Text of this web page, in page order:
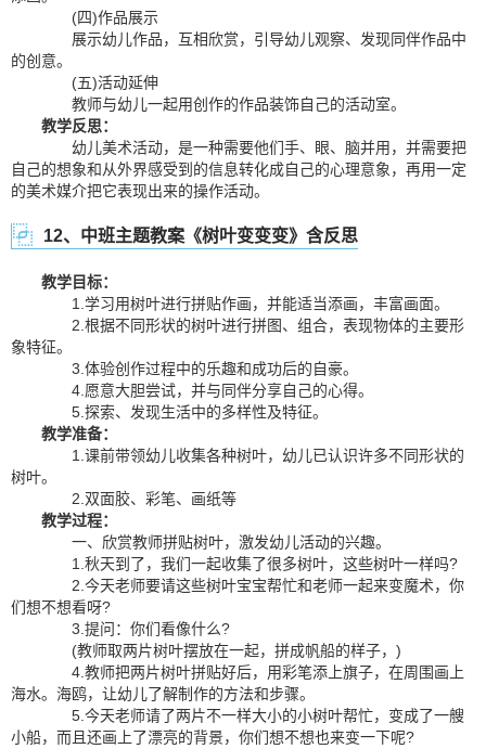
(四)作品展示
展示幼儿作品，互相欣赏，引导幼儿观察、发现同伴作品中
的创意。
(五)活动延伸
教师与幼儿一起用创作的作品装饰自己的活动室。
教学反思：
幼儿美术活动，是一种需要他们手、眼、脑并用，并需要把
自己的想象和从外界感受到的信息转化成自己的心理意象，再用一定
的美术媒介把它表现出来的操作活动。
12、中班主题教案《树叶变变变》含反思
教学目标：
1.学习用树叶进行拼贴作画，并能适当添画，丰富画面。
2.根据不同形状的树叶进行拼图、组合，表现物体的主要形
象特征。
3.体验创作过程中的乐趣和成功后的自豪。
4.愿意大胆尝试，并与同伴分享自己的心得。
5.探索、发现生活中的多样性及特征。
教学准备：
1.课前带领幼儿收集各种树叶，幼儿已认识许多不同形状的
树叶。
2.双面胶、彩笔、画纸等
教学过程：
一、欣赏教师拼贴树叶，激发幼儿活动的兴趣。
1.秋天到了，我们一起收集了很多树叶，这些树叶一样吗?
2.今天老师要请这些树叶宝宝帮忙和老师一起来变魔术，你
们想不想看呀?
3.提问：你们看像什么?
(教师取两片树叶摆放在一起，拼成帆船的样子，)
4.教师把两片树叶拼贴好后，用彩笔添上旗子，在周围画上
海水。海鸥，让幼儿了解制作的方法和步骤。
5.今天老师请了两片不一样大小的小树叶帮忙，变成了一艘
小船，而且还画上了漂亮的背景，你们想不想也来变一下呢?